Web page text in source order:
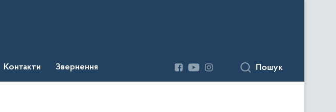
Контакти Звернення Пошук